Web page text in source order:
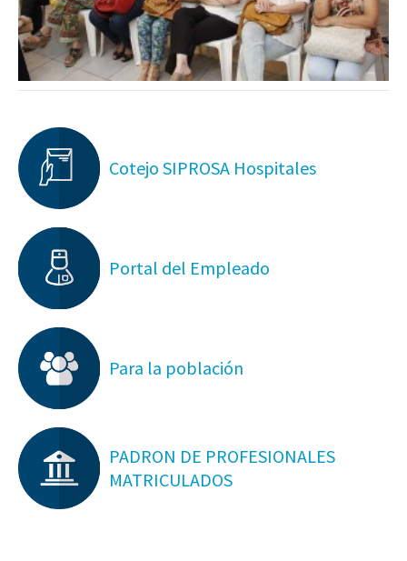
Cotejo SIPROSA Hospitales
Portal del Empleado
Para la población
PADRON DE PROFESIONALES
MATRICULADOS